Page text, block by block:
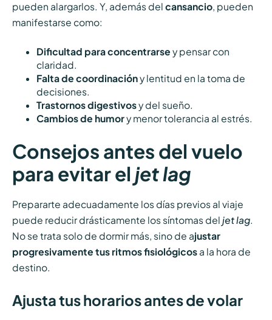
pueden alargarlos. Y, además del cansancio, pueden
manifestarse como:
Dificultad para concentrarse y pensar con
claridad.
Falta de coordinacióny lentitud en la toma de
decisiones.
Trastornos digestivosy del sueño.
Cambios de humory menor tolerancia al estrés.
Consejos antes del vuelo
para evitar el jet lag
Prepararte adecuadamente los días previos al viaje
puede reducir drásticamente los síntomas del jet lag.
No se trata solo de dormir más, sino de ajustar
progresivamente tus ritmos fisiológicosa la hora de
destino.
Ajusta tus horarios antes de volar